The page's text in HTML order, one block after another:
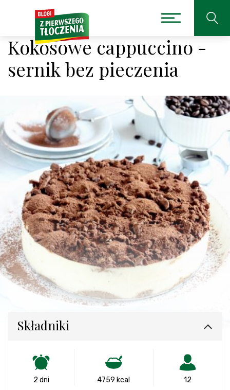
Kokosowe cappuccino -
sernik bez pieczenia
Składniki
2 dni 4759 kcal 12